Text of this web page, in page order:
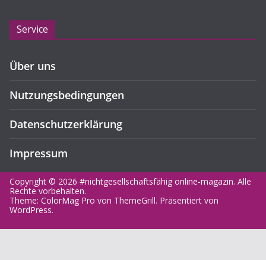
Service
Über uns
Nutzungsbedingungen
Datenschutzerklärung
Impressum
Copyright © 2026 #nichtgesellschaftsfähig online-magazin. Alle
Rechte vorbehalten.
Theme: ColorMag Pro von ThemeGrill. Präsentiert von
WordPress.